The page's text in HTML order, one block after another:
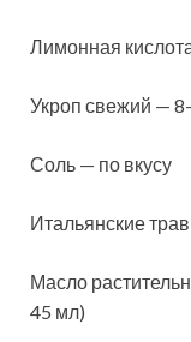
Лимонная
Укроп свежий — 8-
Соль — по вкусу
Итальянские
Масло
45 мл)